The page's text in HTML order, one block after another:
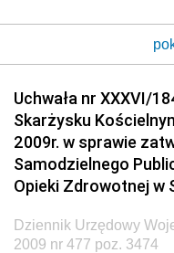
Dziennik Urzędowy
Elektronicznej
Dziennik Urzędowy
Administracji
Dziennik Urzędowy
Dziennik Urzędowy
Dziennik Urzędowy
Uchwała nr XXXVI/
Skarżysku
2009r. w sprawie
Samodzielnego
Opieki Zdrowotnej w
Dziennik Urzędowy
2009 nr 477 poz. 3474